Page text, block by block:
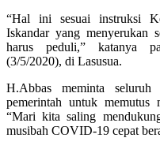
“Hal ini sesuai instruksi
Iskandar yang menyerukan
harus peduli,” katanya
(3/5/2020), di Lasusua.
H.Abbas meminta
pemerintah untuk memutus
“Mari kita saling
musibah COVID-19 cepat